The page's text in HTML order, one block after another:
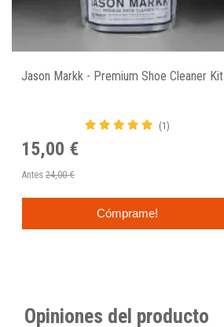
Jason Markk - Premium Shoe Cleaner Kit
(1)
15,00 €
Antes 24,00 €
Cómprame!
Opiniones del producto